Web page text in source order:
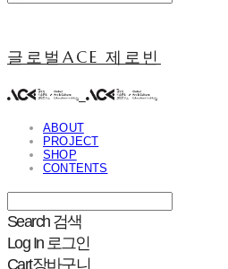
글로벌ACE 제로빈
ABOUT
PROJECT
SHOP
CONTENTS
Search 검색
Log In 로그인
Cart장바구니